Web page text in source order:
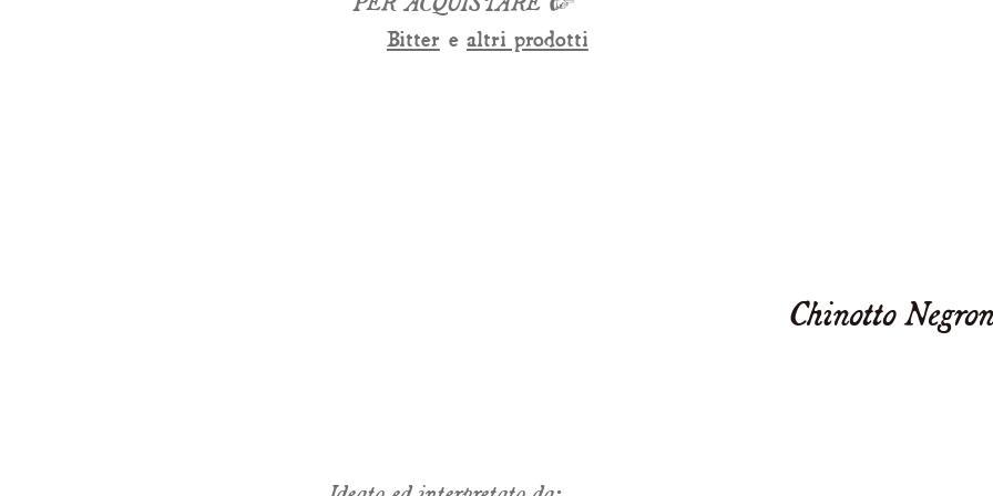
Bittere altri prodotti
Chinotto